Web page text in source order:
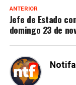
ANTERIOR
Jefe de Estado
domingo 23 de